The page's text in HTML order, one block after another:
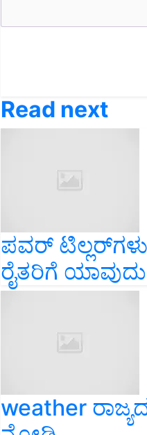
ಪವರ್ ಟಿಲ್ಲರ್‌ಗಳು
ರೈತರಿಗೆ
weather
ನೋಡಿ